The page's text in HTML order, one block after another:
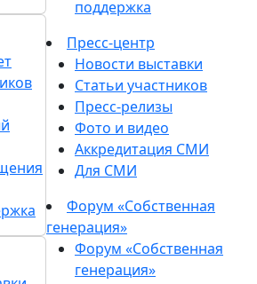
поддержка
Пресс-центр
Новости выставки
Статьи участников
Пресс-релизы
Фото и видео
Аккредитация СМИ
Для СМИ
Форум «Собственная
генерация»
Форум «Собственная
генерация»